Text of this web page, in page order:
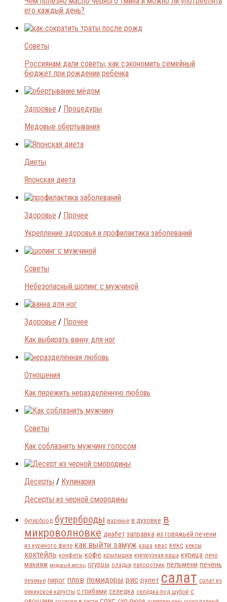
его каждый день?
Советы
Россиянам дали советы, как сэкономить семейный
бюджет при рождении ребенка
Здоровье / Процедуры
Медовые обертывания
Диеты
Японская диета
Здоровье / Прочее
Укрепление здоровья и профилактика заболеваний
Советы
Небезопасный шопинг с мужчиной
Здоровье / Прочее
Как выбирать ванну для ног
Отношения
Как пережить неразделённую любовь
Советы
Как соблазнить мужчину голосом
Десерты / Кулинария
Десерты из черной смородины
бутерброд бутерброды варенье в духовке в
микроволновке диабет заправка из говяжьей печени
из куриного филе как выйти замуж каша квас кекс кексы
коктейль конфеты кофе крылышки кукурузная каша курица лечо
макияж медовый месяц огурцы оладьи папоротник пельмени печень
печенье пирог плов помидоры рис рулет салат салат из
пекинской капусты с грибами селедка селёдка под шубой с